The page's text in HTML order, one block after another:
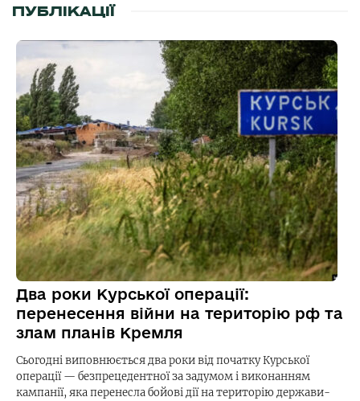
ПУБЛІКАЦІЇ
Два роки Курської операції:
перенесення війни на територію рф та
злам планів Кремля
Сьогодні виповнюється два роки від початку Курської
операції — безпрецедентної за задумом і виконанням
кампанії, яка перенесла бойові дії на територію держави-